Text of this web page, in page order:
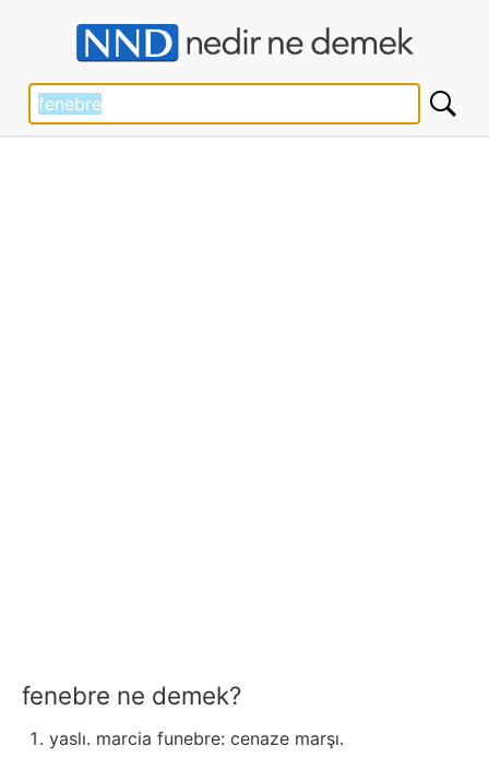
fenebre ne demek?
yaslı. marcia funebre: cenaze marşı.